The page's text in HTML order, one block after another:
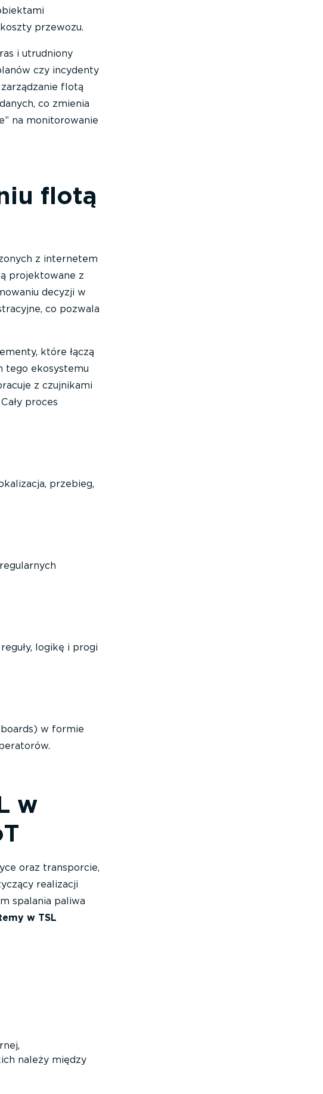
przewozu.
i utrudniony
czy incydenty
flotą
co zmienia
na monitorowanie
flotą
z internetem
projektowane z
decyzji w
co pozwala
które łączą
tego ekosystemu
z czujnikami
proces
przebieg,
logikę i progi
w formie
w
oraz transporcie,
realizacji
spalania paliwa
w TSL
należy między